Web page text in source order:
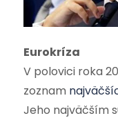
Eurokríza
V polovici roka
zoznam
Jeho najväčším